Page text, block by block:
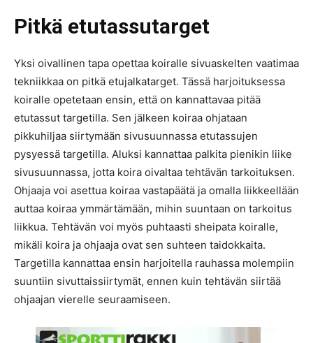
Pitkä etutassutarget
Yksi oivallinen tapa opettaa koiralle sivuaskelten vaatimaa
tekniikkaa on pitkä etujalkatarget. Tässä harjoituksessa
koiralle opetetaan ensin, että on kannattavaa pitää
etutassut targetilla. Sen jälkeen koiraa ohjataan
pikkuhiljaa siirtymään sivusuunnassa etutassujen
pysyessä targetilla. Aluksi kannattaa palkita pienikin liike
sivusuunnassa, jotta koira oivaltaa tehtävän tarkoituksen.
Ohjaaja voi asettua koiraa vastapäätä ja omalla liikkeellään
auttaa koiraa ymmärtämään, mihin suuntaan on tarkoitus
liikkua. Tehtävän voi myös puhtaasti sheipata koiralle,
mikäli koira ja ohjaaja ovat sen suhteen taidokkaita.
Targetilla kannattaa ensin harjoitella rauhassa molempiin
suuntiin sivuttaissiirtymät, ennen kuin tehtävän siirtää
ohjaajan vierelle seuraamiseen.